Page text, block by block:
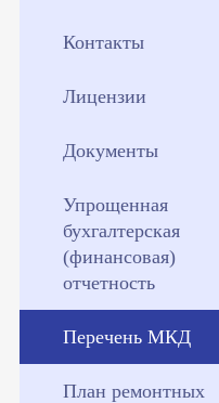
Контакты
Лицензии
Документы
Упрощенная
бухгалтерская
(финансовая)
отчетность
Перечень МКД
План ремонтных